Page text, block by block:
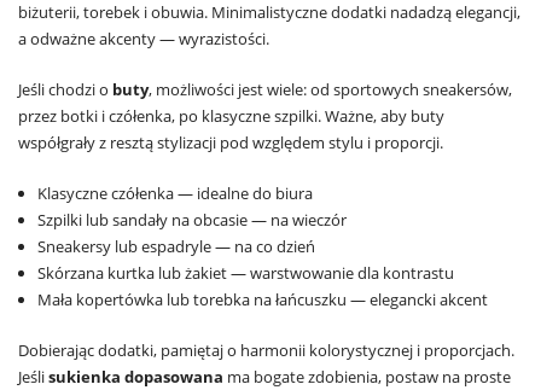
biżuterii, torebek i obuwia. Minimalistyczne dodatki nadadzą elegancji,
a odważne akcenty — wyrazistości.
Jeśli chodzi o buty, możliwości jest wiele: od sportowych sneakersów,
przez botki i czółenka, po klasyczne szpilki. Ważne, aby buty
współgrały z resztą stylizacji pod względem stylu i proporcji.
Klasyczne czółenka — idealne do biura
Szpilki lub sandały na obcasie — na wieczór
Sneakersy lub espadryle — na co dzień
Skórzana kurtka lub żakiet — warstwowanie dla kontrastu
Mała kopertówka lub torebka na łańcuszku — elegancki akcent
Dobierając dodatki, pamiętaj o harmonii kolorystycznej i proporcjach.
Jeślisukienka dopasowana ma bogate zdobienia, postaw na proste